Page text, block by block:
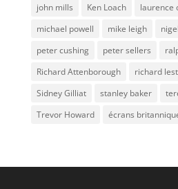
john mills
Ken Loach laurence
michael powell
mike leigh
peter cushing
peter sellers
Richard Attenborough
richard
Sidney Gilliat
stanley baker
Trevor Howard
écrans